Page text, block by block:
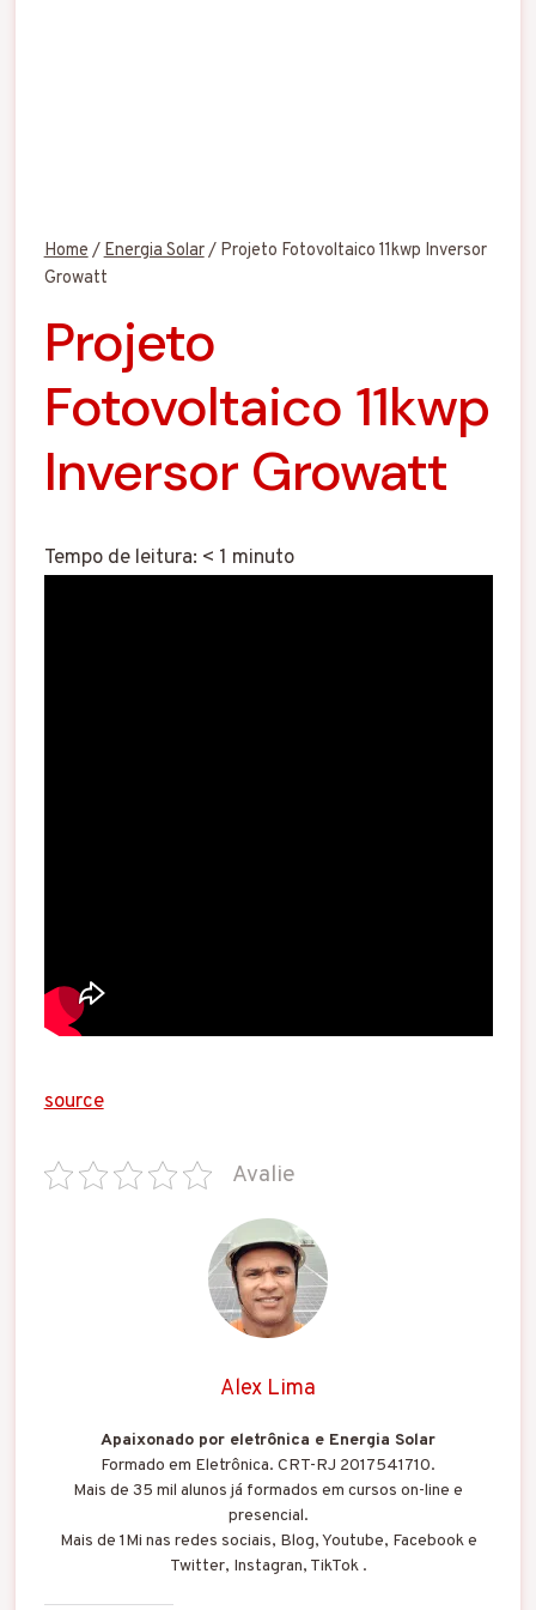
Home/Energia Solar/ Projeto Fotovoltaico 11kwp Inversor
Growatt
Projeto
Fotovoltaico 11kwp
Inversor Growatt
Tempo de leitura: < 1 minuto
source
Avalie
Alex Lima
Apaixonado por eletrônica e Energia Solar
Formado em Eletrônica. CRT-RJ 2017541710.
Mais de 35 mil alunos já formados em cursos on-line e
presencial.
Mais de 1Mi nas redes sociais, Blog, Youtube, Facebook e
Twitter, Instagran, TikTok .